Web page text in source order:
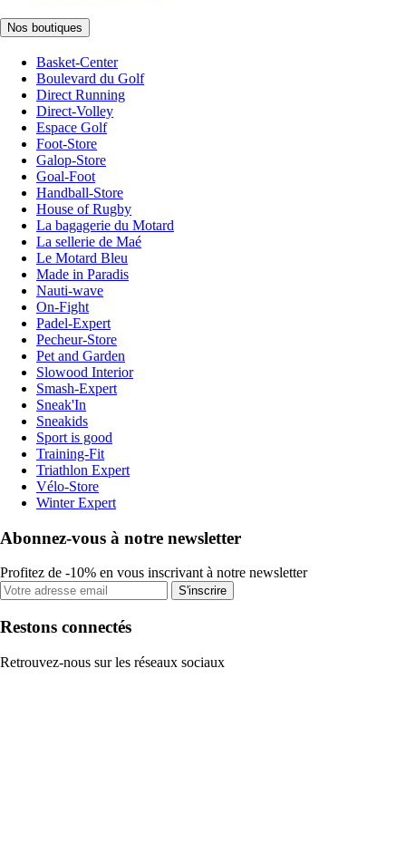
Nos boutiques
Basket-Center
Boulevard du Golf
Direct Running
Direct-Volley
Espace Golf
Foot-Store
Galop-Store
Goal-Foot
Handball-Store
House of Rugby
La bagagerie du Motard
La sellerie de Maé
Le Motard Bleu
Made in Paradis
Nauti-wave
On-Fight
Padel-Expert
Pecheur-Store
Pet and Garden
Slowood Interior
Smash-Expert
Sneak'In
Sneakids
Sport is good
Training-Fit
Triathlon Expert
Vélo-Store
Winter Expert
Abonnez-vous à notre newsletter
Profitez de -10% en vous inscrivant à notre newsletter
S'inscrire
Restons connectés
Retrouvez-nous sur les réseaux sociaux